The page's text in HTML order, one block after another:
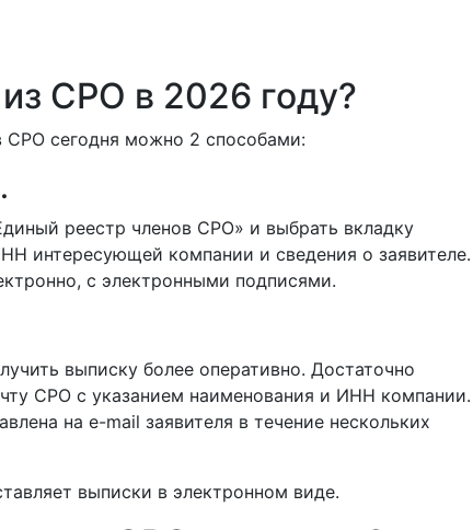
СРО в 2026 году?
СРО сегодня можно 2 способами:
реестр членов СРО» и выбрать вкладку
интересующей компании и сведения о заявителе.
с электронными подписями.
выписку более оперативно. Достаточно
СРО с указанием наименования и ИНН компании.
на e-mail заявителя в течение нескольких
выписки в электронном виде.